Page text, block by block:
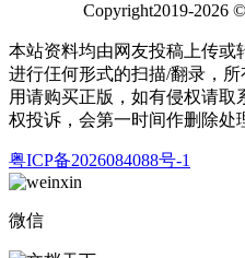
Copyright2019-
本站资料均由网友投稿上传或
进行仼何形式的扫描/翻录，
用请购买正版，如有侵权请取
权投诉，会第一时间作删除处
粤ICP备2026084088号-1
微信